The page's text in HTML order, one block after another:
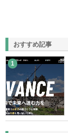
おすすめ記事
1